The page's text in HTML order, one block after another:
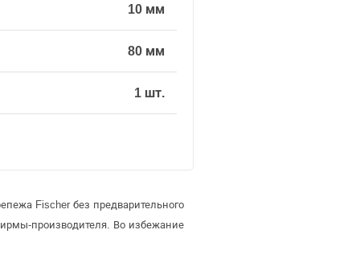
10 мм
80 мм
1 шт.
Fischer без предварительного
производителя. Во избежание